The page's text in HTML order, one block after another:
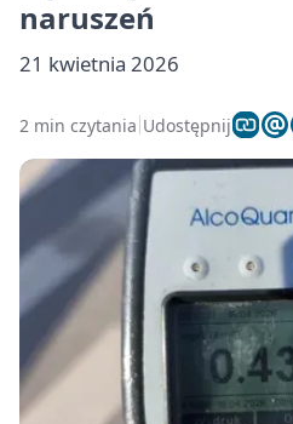
naruszeń
21 kwietnia 2026
2 min czytania Udostępnij